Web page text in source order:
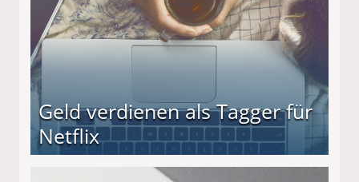
Geld verdienen als Tagger für
Netflix